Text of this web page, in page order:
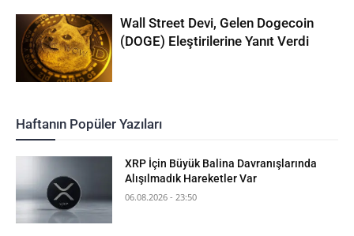
Wall Street Devi, Gelen Dogecoin
(DOGE) Eleştirilerine Yanıt Verdi
Haftanın Popüler Yazıları
XRP İçin Büyük Balina Davranışlarında
Alışılmadık Hareketler Var
06.08.2026 - 23:50